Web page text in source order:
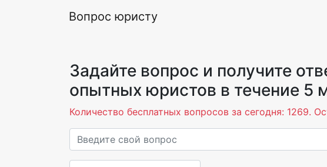
Вопрос юристу
Задайте вопрос и получите
опытных юристов в течение 5
Количество бесплатных вопросов за сегодня: 1269.